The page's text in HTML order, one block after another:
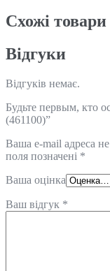
Схожi товари
Відгуки
Відгуків немає.
Будьте первым, кто
(461100)”
Ваша e-mail адреса
поля позначені *
Ваша оцінка
Ваш відгук *